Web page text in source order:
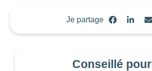
Je partage
Conseillé pour